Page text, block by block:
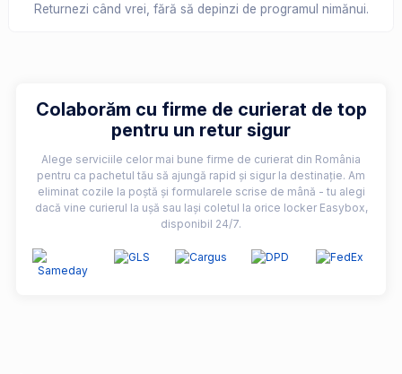
Returnezi când vrei, fără să depinzi de programul nimănui.
Colaborăm cu firme de curierat de top
pentru un retur sigur
Alege serviciile celor mai bune firme de curierat din România
pentru ca pachetul tău să ajungă rapid și sigur la destinație. Am
eliminat cozile la poștă și formularele scrise de mână - tu alegi
dacă vine curierul la ușă sau lași coletul la orice locker Easybox,
disponibil 24/7.